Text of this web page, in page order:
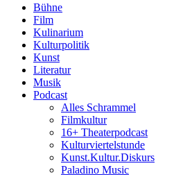
Bühne
Film
Kulinarium
Kulturpolitik
Kunst
Literatur
Musik
Podcast
Alles Schrammel
Filmkultur
16+ Theaterpodcast
Kulturviertelstunde
Kunst.Kultur.Diskurs
Paladino Music